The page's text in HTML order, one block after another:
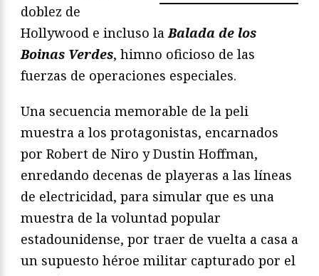
doblez de
Hollywood e incluso laBalada de los
Boinas Verdes, himno oficioso de las
fuerzas de operaciones especiales.
Una secuencia memorable de la peli
muestra a los protagonistas, encarnados
por Robert de Niro y Dustin Hoffman,
enredando decenas de playeras a las líneas
de electricidad, para simular que es una
muestra de la voluntad popular
estadounidense, por traer de vuelta a casa a
un supuesto héroe militar capturado por el